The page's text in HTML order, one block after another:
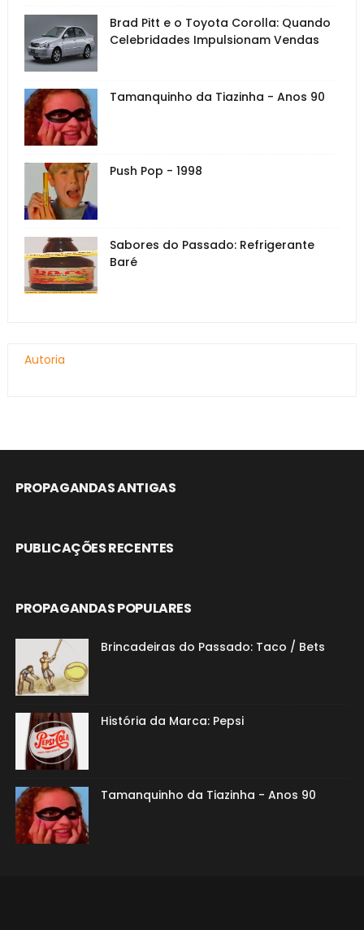
Brad Pitt e o Toyota Corolla: Quando
Celebridades Impulsionam Vendas
Tamanquinho da Tiazinha - Anos 90
Push Pop - 1998
Sabores do Passado: Refrigerante
Baré
Autoria
PROPAGANDAS ANTIGAS
PUBLICAÇÕES RECENTES
PROPAGANDAS POPULARES
Brincadeiras do Passado: Taco / Bets
História da Marca: Pepsi
Tamanquinho da Tiazinha - Anos 90